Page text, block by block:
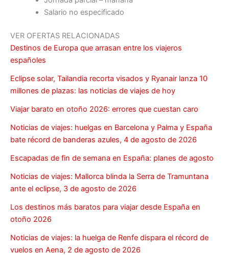
Salario no especificado
VER OFERTAS RELACIONADAS
Destinos de Europa que arrasan entre los viajeros
españoles
Eclipse solar, Tailandia recorta visados y Ryanair lanza 10
millones de plazas: las noticias de viajes de hoy
Viajar barato en otoño 2026: errores que cuestan caro
Noticias de viajes: huelgas en Barcelona y Palma y España
bate récord de banderas azules, 4 de agosto de 2026
Escapadas de fin de semana en España: planes de agosto
Noticias de viajes: Mallorca blinda la Serra de Tramuntana
ante el eclipse, 3 de agosto de 2026
Los destinos más baratos para viajar desde España en
otoño 2026
Noticias de viajes: la huelga de Renfe dispara el récord de
vuelos en Aena, 2 de agosto de 2026